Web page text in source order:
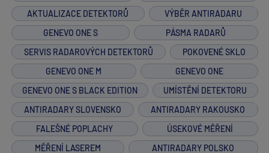
AKTUALIZACE DETEKTORŮ
VÝBĚR ANTIRADARU
GENEVO ONE S
PÁSMA RADARŮ
SERVIS RADAROVÝCH DETEKTORŮ
POKOVENÉ SKLO
GENEVO ONE M
GENEVO ONE
GENEVO ONE S BLACK EDITION
UMÍSTĚNÍ DETEKTORU
ANTIRADARY SLOVENSKO
ANTIRADARY RAKOUSKO
FALEŠNÉ POPLACHY
ÚSEKOVÉ MĚŘENÍ
MĚŘENÍ LASEREM
ANTIRADARY POLSKO